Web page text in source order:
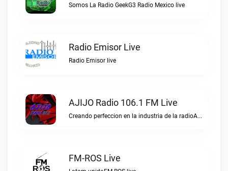
Somos La Radio GeekG3 Radio Mexico live
Radio Emisor Live
Radio Emisor live
AJIJO Radio 106.1 FM Live
Creando perfeccion en la industria de la radioAJIJO Radio 106.1 FM live
FM-ROS Live